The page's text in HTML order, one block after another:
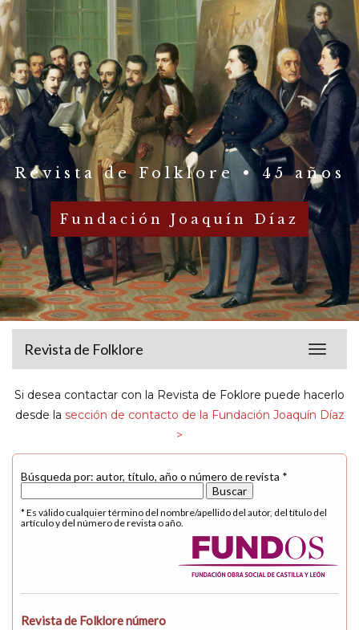
Revista de Folklore • 45 años
Fundación Joaquín Díaz
Toggle
Revista de Folklore
Si desea contactar con la Revista de Foklore puede hacerlo
desde la sección de contacto de la Fundación Joaquín Díaz
>
Búsqueda por: autor, título, año o número de revista *
* Es válido cualquier término del nombre/apellido del autor, del título del
artículo y del número de revista o año.
Revista de Folklore número